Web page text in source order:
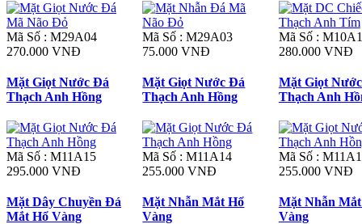
Mã Số : M29A04
270.000 VNĐ
Mã Số : M29A03
75.000 VNĐ
Mã Số :
280.000 VNĐ
Mặt Giọt Nước Đá
Thạch Anh Hồng
Mã Số : M11A15
295.000 VNĐ
Mặt Giọt Nước Đá
Thạch Anh Hồng
Mã Số : M11A14
255.000 VNĐ
Mặt Giọt
Thạch Anh
Mã Số :
255.000 VNĐ
Mặt Dây Chuyền Đá
Mắt Hổ Vàng
Mặt Nhẫn Mắt Hổ
Vàng
Mặt Nhẫn
Vàng